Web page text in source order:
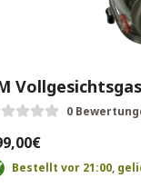
0
Bestellt vor 21:00,